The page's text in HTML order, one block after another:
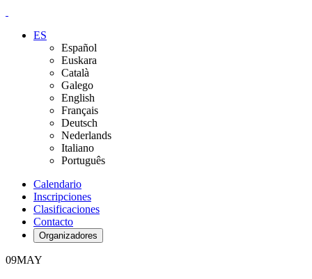
ES
Español
Euskara
Català
Galego
English
Français
Deutsch
Nederlands
Italiano
Português
Calendario
Inscripciones
Clasificaciones
Contacto
Organizadores
09MAY